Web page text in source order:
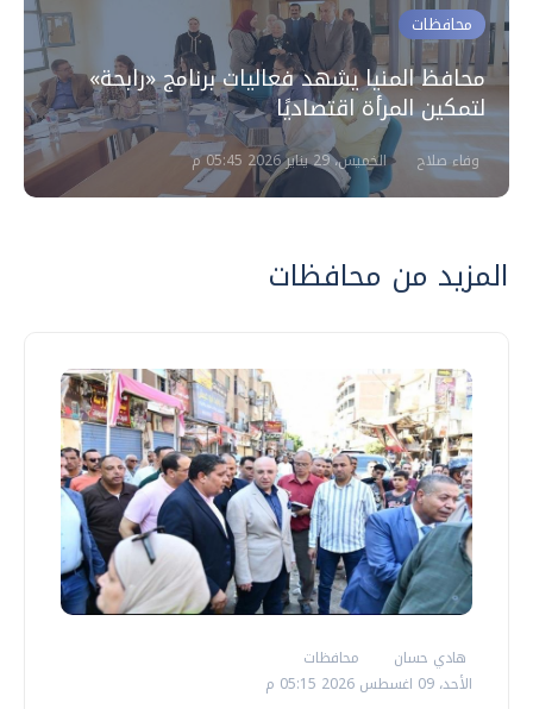
محافظات
محافظ المنيا يشهد فعاليات برنامج «رابحة»
لتمكين المرأة اقتصاديًا
وفاء صلاح الخميس، 29 يناير 2026 05:45 م
المزيد من محافظات
هادي حسان
محافظات
الأحد، 09 اغسطس 2026 05:15 م